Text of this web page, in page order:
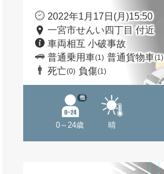
2022年1月17日(月)15:50
一宮市せんい四丁目 付近
車両相互 小破事故
普通乗用車(1) 普通貨物車(1)
死亡(0) 負傷(1)
0～24歳
他
晴